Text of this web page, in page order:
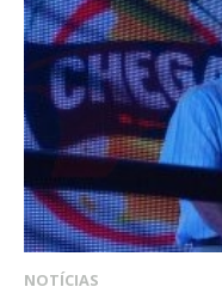
NOTÍCIAS